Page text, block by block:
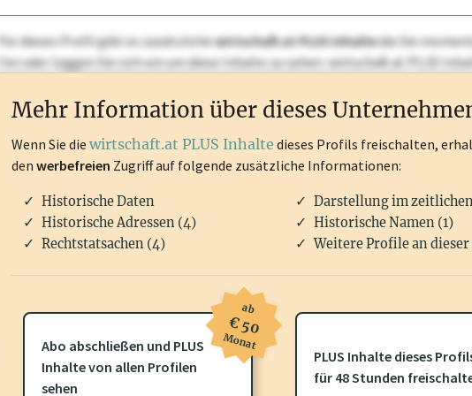
Für dieses Profil gibt es zusätzlichewirtschaft.at PLUS Inhaltedie Sie
frei oder loggen Sie sich ein um diese Inhalte zu sehen. wirtschaft.at PLUS
Für dieses Profil gibt es zusätzliche wirtschaft.at PLUS Inhaltedie Sie
frei oder loggen Sie sich ein um diese Inhalte zu sehen.
Mehr Information über dieses
Wenn Sie die wirtschaft.at PLUS Inhalte dieses Profils freischalten,
den werbefreien Zugriff auf folgende zusätzliche Informationen:
Historische Daten
Darstellung im
Historische Adressen (4)
Historische Namen (1)
Rechtstatsachen (4)
Weitere Profile an dieser
Abo abschließen und PLUS
Inhalte von allen Profilen
sehen
ab
€ 50
Monat
PLUS Inhalte dieses
für 48 Stunden